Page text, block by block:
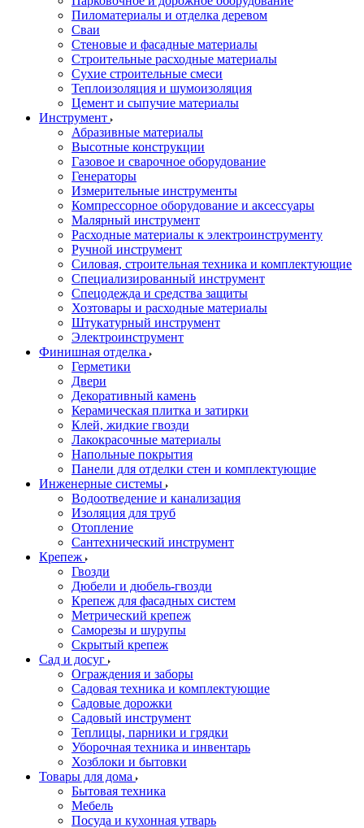
Пиломатериалы и отделка деревом
Сваи
Стеновые и фасадные материалы
Строительные расходные материалы
Сухие строительные смеси
Теплоизоляция и шумоизоляция
Цемент и сыпучие материалы
Инструмент
Абразивные материалы
Высотные конструкции
Газовое и сварочное оборудование
Генераторы
Измерительные инструменты
Компрессорное оборудование и аксессуары
Малярный инструмент
Расходные материалы к электроинструменту
Ручной инструмент
Силовая, строительная техника и комплектующие
Специализированный инструмент
Спецодежда и средства защиты
Хозтовары и расходные материалы
Штукатурный инструмент
Электроинструмент
Финишная отделка
Герметики
Двери
Декоративный камень
Керамическая плитка и затирки
Клей, жидкие гвозди
Лакокрасочные материалы
Напольные покрытия
Панели для отделки стен и комплектующие
Инженерные системы
Водоотведение и канализация
Изоляция для труб
Отопление
Сантехнический инструмент
Крепеж
Гвозди
Дюбели и дюбель-гвозди
Крепеж для фасадных систем
Метрический крепеж
Саморезы и шурупы
Скрытый крепеж
Сад и досуг
Ограждения и заборы
Садовая техника и комплектующие
Садовые дорожки
Садовый инструмент
Теплицы, парники и грядки
Уборочная техника и инвентарь
Хозблоки и бытовки
Товары для дома
Бытовая техника
Мебель
Посуда и кухонная утварь